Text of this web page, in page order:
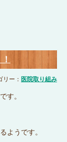
リー： 医院取り組み
す。
ようです。